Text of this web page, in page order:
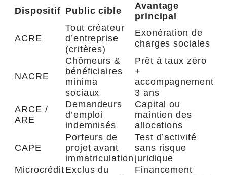
Dispositif Public cible
Avantage
principal
ACRE
Tout créateur
d’entreprise
(critères)
Exonération de
charges sociales
NACRE
Chômeurs &
bénéficiaires
minima
sociaux
Prêt à taux zéro
+
accompagnement
3 ans
ARCE /
ARE
Demandeurs
d’emploi
indemnisés
Capital ou
maintien des
allocations
CAPE
Porteurs de
projet avant
immatriculation
Test d’activité
sans risque
juridique
Microcrédit Exclus du
Financement